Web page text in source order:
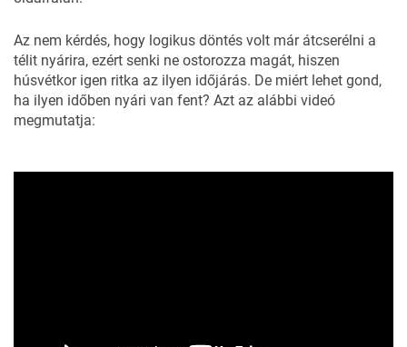
Az nem kérdés, hogy logikus döntés volt már átcserélni a
télit nyárira, ezért senki ne ostorozza magát, hiszen
húsvétkor igen ritka az ilyen időjárás. De miért lehet gond,
ha ilyen időben nyári van fent? Azt az alábbi videó
megmutatja: